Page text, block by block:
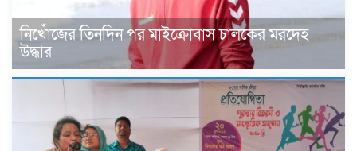
নিখোঁজের তিনদিন পর মাইক্রোবাস চালকের মরদেহ
উদ্ধার